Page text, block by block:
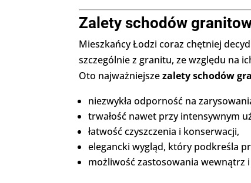
Zalety schodów
Mieszkańcy Łodzi coraz chętniej
szczególnie z granitu, ze względu na
Oto najważniejszezalety schodów
niezwykła odporność na
trwałość nawet przy intensywnym
łatwość czyszczenia i konserwacji,
elegancki wygląd, który podkreśla
możliwość zastosowania wewnątrz